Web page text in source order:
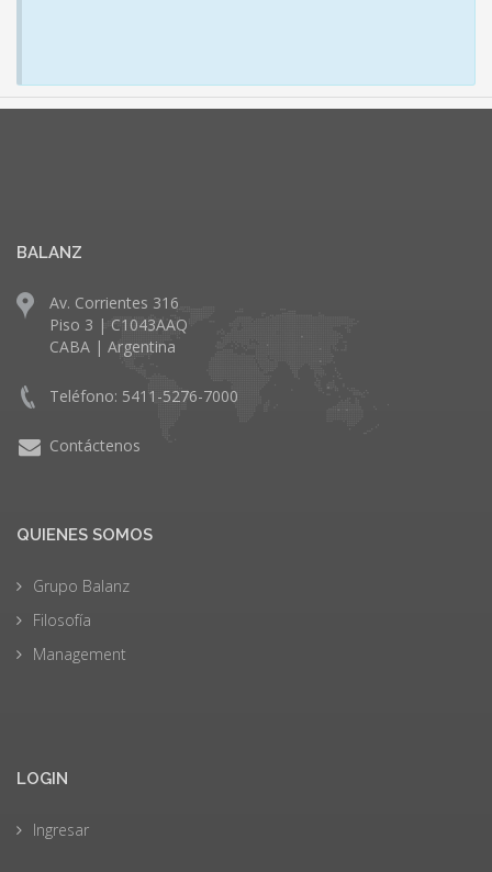
BALANZ
Av. Corrientes 316
Piso 3 | C1043AAQ
CABA | Argentina
Teléfono: 5411-5276-7000
Contáctenos
QUIENES SOMOS
Grupo Balanz
Filosofía
Management
LOGIN
Ingresar